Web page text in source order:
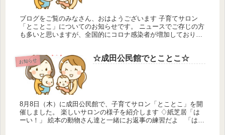
ブログをご覧のみなさん、おはようございます 子育てサロン
「とことこ」についてのお知らせです。 ニュースでご存じの方
も多いと思いますが、全国的にコロナ感染者が増加しており、
お知らせ ☆成田公民館でとことこ☆
8月8日（木）に成田公民館で、子育てサロン「とことこ」を開
催しました。 楽しいサロンの様子を紹介します ♢紙芝居「は
ーい！」 絵本の動物さん達と一緒にお返事の練習だよ 「はー